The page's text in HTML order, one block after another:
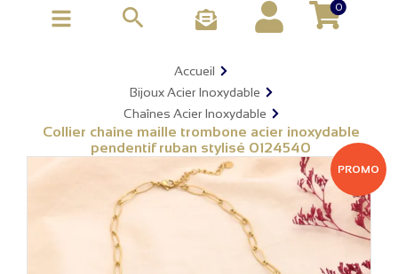
 0
Accueil
Bijoux Acier Inoxydable
Chaînes Acier Inoxydable
Collier chaîne maille trombone acier inoxydable
pendentif ruban stylisé 0124540
PROMO